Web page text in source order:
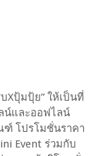
Xปุ้มปุ้ย” ให้เป็นที่
น์และออฟไลน์
โปรโมชั่นราคา
Event ร่วมกับ